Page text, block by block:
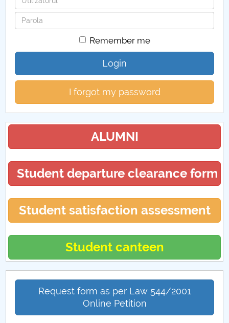
Password
Remember me
Login
I forgot my password
ALUMNI
Student departure clearance form
Student satisfaction assessment
Student canteen
Request form as per Law 544/2001
Online Petition